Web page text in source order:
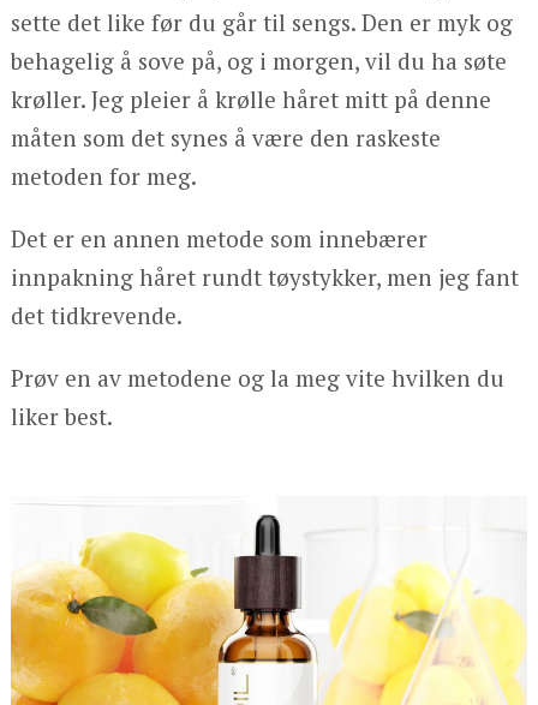
sette det like før du går til sengs. Den er myk og
behagelig å sove på, og i morgen, vil du ha søte
krøller. Jeg pleier å krølle håret mitt på denne
måten som det synes å være den raskeste
metoden for meg.
Det er en annen metode som innebærer
innpakning håret rundt tøystykker, men jeg fant
det tidkrevende.
Prøv en av metodene og la meg vite hvilken du
liker best.